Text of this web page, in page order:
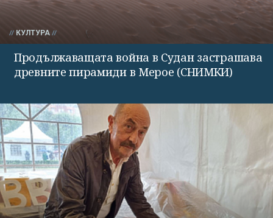
КУЛТУРА
Продължаващата война в Судан застрашава
древните пирамиди в Мерое (СНИМКИ)